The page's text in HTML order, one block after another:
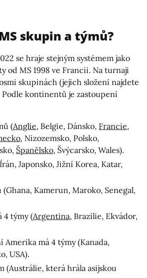
skupin a týmů?
se hraje stejným systémem jako
od MS 1998 ve Francii. Na turnaji
skupinách (jejich složení najdete
kontinentů je zastoupení
(Anglie, Belgie, Dánsko, Francie,
, Nizozemsko, Polsko,
Španělsko, Švýcarsko, Wales).
Japonsko, Jižní Korea, Katar,
Kamerun, Maroko, Senegal,
4 týmy (Argentina, Brazílie, Ekvádor,
Amerika má 4 týmy (Kanada,
USA).
(Austrálie, která hrála asijskou